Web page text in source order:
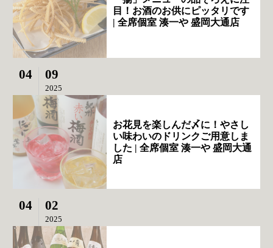
目！お酒のお供にピッタリです
| 全席個室 湊一や 盛岡大通店
04 09
2025
お花見を楽しんだ〆に！やさし
い味わいのドリンクご用意しま
した | 全席個室 湊一や 盛岡大通
店
04 02
2025